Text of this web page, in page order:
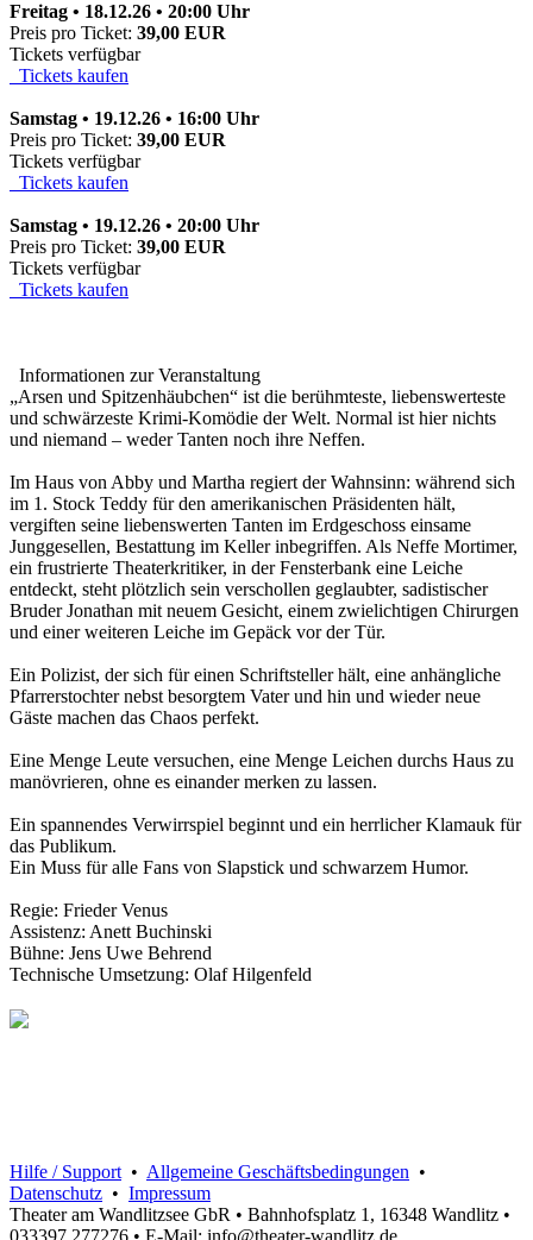
Freitag • 18.12.26 • 20:00 Uhr
Preis pro Ticket: 39,00 EUR
Tickets verfügbar
Tickets kaufen
Samstag • 19.12.26 • 16:00 Uhr
Preis pro Ticket: 39,00 EUR
Tickets verfügbar
Tickets kaufen
Samstag • 19.12.26 • 20:00 Uhr
Preis pro Ticket: 39,00 EUR
Tickets verfügbar
Tickets kaufen
Informationen zur Veranstaltung
„Arsen und Spitzenhäubchen“ ist die berühmteste, liebenswerteste
und schwärzeste Krimi-Komödie der Welt. Normal ist hier nichts
und niemand – weder Tanten noch ihre Neffen.
Im Haus von Abby und Martha regiert der Wahnsinn: während sich
im 1. Stock Teddy für den amerikanischen Präsidenten hält,
vergiften seine liebenswerten Tanten im Erdgeschoss einsame
Junggesellen, Bestattung im Keller inbegriffen. Als Neffe Mortimer,
ein frustrierte Theaterkritiker, in der Fensterbank eine Leiche
entdeckt, steht plötzlich sein verschollen geglaubter, sadistischer
Bruder Jonathan mit neuem Gesicht, einem zwielichtigen Chirurgen
und einer weiteren Leiche im Gepäck vor der Tür.
Ein Polizist, der sich für einen Schriftsteller hält, eine anhängliche
Pfarrerstochter nebst besorgtem Vater und hin und wieder neue
Gäste machen das Chaos perfekt.
Eine Menge Leute versuchen, eine Menge Leichen durchs Haus zu
manövrieren, ohne es einander merken zu lassen.
Ein spannendes Verwirrspiel beginnt und ein herrlicher Klamauk für
das Publikum.
Ein Muss für alle Fans von Slapstick und schwarzem Humor.
Regie: Frieder Venus
Assistenz: Anett Buchinski
Bühne: Jens Uwe Behrend
Technische Umsetzung: Olaf Hilgenfeld
Hilfe / Support • Allgemeine Geschäftsbedingungen •
Datenschutz • Impressum
Theater am Wandlitzsee GbR • Bahnhofsplatz 1, 16348 Wandlitz •
033397 277276 • E-Mail: info@theater-wandlitz.de